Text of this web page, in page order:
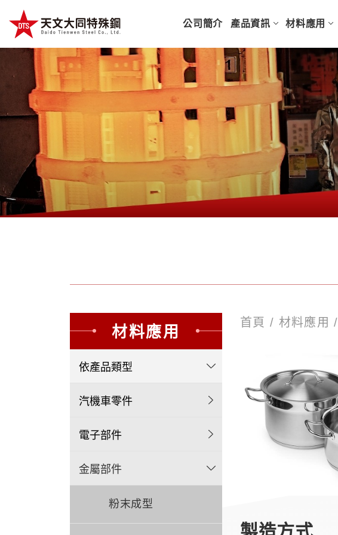
公司簡介 產品資訊 材料應用
材料應用
依產品類型
汽機車零件
電子部件
金屬部件
粉末成型
首頁/ 材料應用/